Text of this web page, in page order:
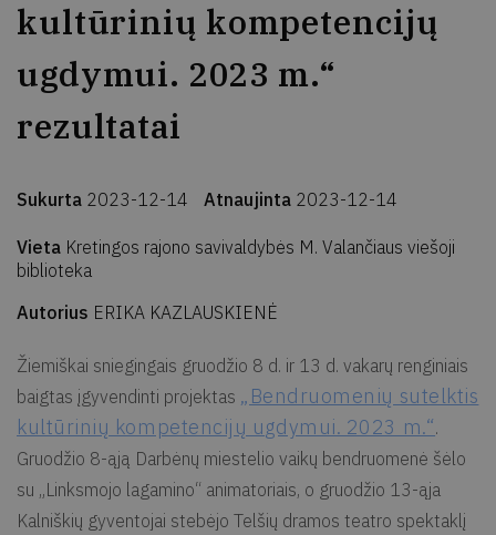
kultūrinių kompetencijų
ugdymui. 2023 m.“
rezultatai
Sukurta 2023-12-14 Atnaujinta 2023-12-14
Vieta Kretingos rajono savivaldybės M. Valančiaus viešoji
biblioteka
Autorius ERIKA KAZLAUSKIENĖ
Žiemiškai sniegingais gruodžio 8 d. ir 13 d. vakarų renginiais
baigtas įgyvendinti projektas „Bendruomenių sutelktis
kultūrinių kompetencijų ugdymui. 2023 m.“.
Gruodžio 8-ąją Darbėnų miestelio vaikų bendruomenė šėlo
su „Linksmojo lagamino“ animatoriais, o gruodžio 13-ąja
Kalniškių gyventojai stebėjo Telšių dramos teatro spektaklį